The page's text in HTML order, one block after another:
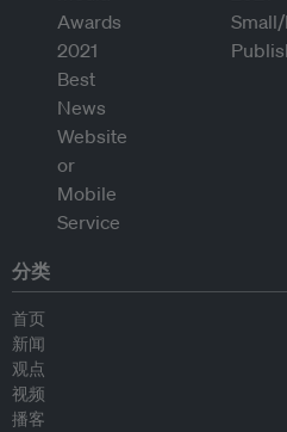
分类
首页
新闻
观点
视频
播客